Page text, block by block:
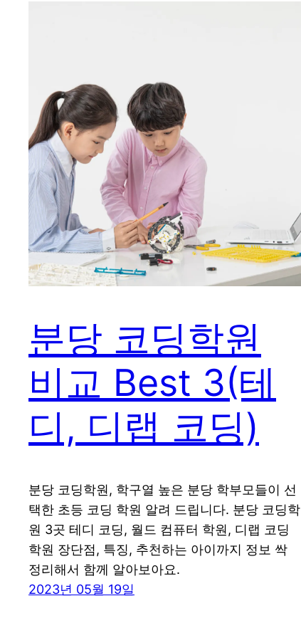
분당 코딩학원
비교 Best 3(테
디, 디랩 코딩)
분당 코딩학원, 학구열 높은 분당 학부모들이 선
택한 초등 코딩 학원 알려 드립니다. 분당 코딩학
원 3곳 테디 코딩, 월드 컴퓨터 학원, 디랩 코딩
학원 장단점, 특징, 추천하는 아이까지 정보 싹
정리해서 함께 알아보아요.
2023년 05월 19일